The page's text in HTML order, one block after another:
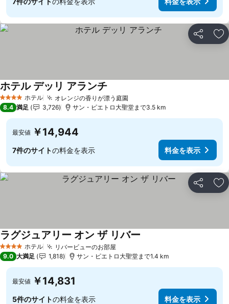
シェア お
4 ホテルのランク
ホテル オレンジの香りが漂う庭園
ホテル デッリ アランチ
8.4 満足 3,726 サン・ピエトロ大聖堂まで3.5 km
最安値 ￥14,944
7件のサイトの料金を表示 料金を表示
シェア お
4 ホテルのランク
ホテル リバービューのお部屋
ラグジュアリー オン ザ リバー
9.0 大満足 1,818 サン・ピエトロ大聖堂まで1.4 km
最安値 ￥14,831
5件のサイトの料金を表示 料金を表示